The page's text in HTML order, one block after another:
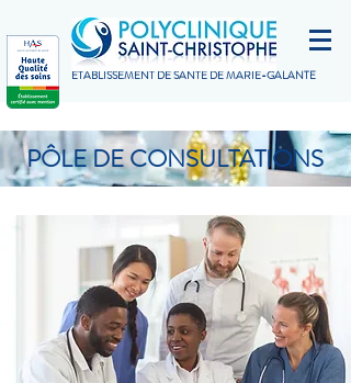
ETABLISSEMENT DE SANTÉ DE MARIE-GALANTE
PÔLE DE CONSULTATIONS